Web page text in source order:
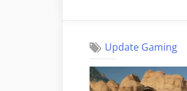
Update Gaming